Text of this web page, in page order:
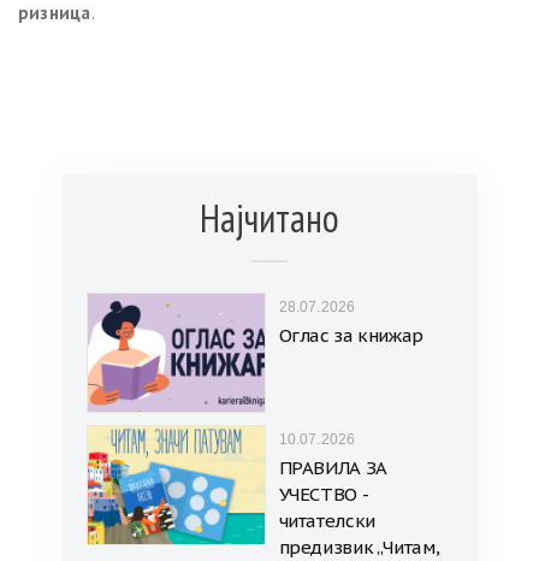
ризница.
Најчитано
28.07.2026
Оглас за книжар
10.07.2026
ПРАВИЛА ЗА
УЧЕСТВО -
читателски
предизвик „Читам,